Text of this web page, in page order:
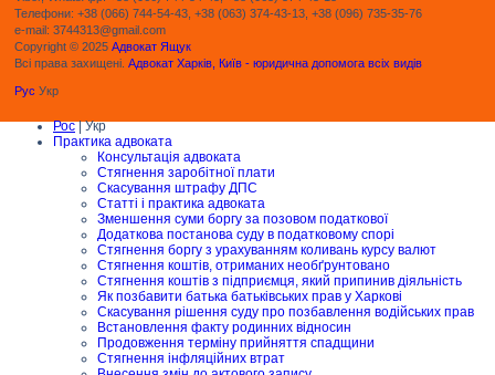
Телефони: +38 (066) 744-54-43, +38 (063) 374-43-13, +38 (096) 735-35-76
e-mail: 3744313@gmail.com
Copyright © 2025 Адвокат Ящук
Всі права захищені. Адвокат Харків, Київ - юридична допомога всіх видів
Рус Укр
Рос| Укр
Практика адвоката
Консультація адвоката
Стягнення заробітної плати
Скасування штрафу ДПС
Статті і практика адвоката
Зменшення суми боргу за позовом податкової
Додаткова постанова суду в податковому спорі
Стягнення боргу з урахуванням коливань курсу валют
Стягнення коштів, отриманих необґрунтовано
Стягнення коштів з підприємця, який припинив діяльність
Як позбавити батька батьківських прав у Харкові
Скасування рішення суду про позбавлення водійських прав
Встановлення факту родинних відносин
Продовження терміну прийняття спадщини
Стягнення інфляційних втрат